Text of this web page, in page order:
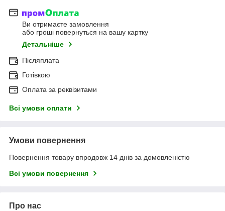
Ви отримаєте замовлення
або гроші повернуться на вашу картку
Детальніше
Післяплата
Готівкою
Оплата за реквізитами
Всі умови оплати
Умови повернення
Повернення товару впродовж 14 днів за домовленістю
Всі умови повернення
Про нас